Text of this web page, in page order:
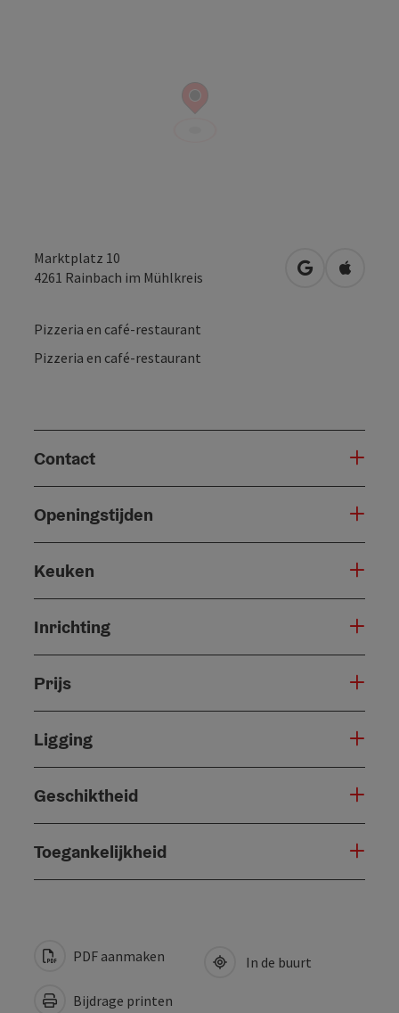
Marktplatz 10
4261 Rainbach im Mühlkreis Openen in
Pizzeria en café-restaurant
Pizzeria en café-restaurant
Contact
Openingstijden
Keuken
Inrichting
Prijs
Ligging
Geschiktheid
Toegankelijkheid
PDF aanmaken
Bijdrage printen
In de buurt